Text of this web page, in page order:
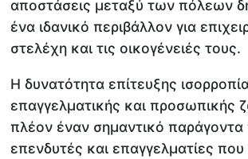
αποστάσεις μεταξύ των πόλεων
ένα ιδανικό περιβάλλον για
στελέχη και τις οικογένειές τους.
Η δυνατότητα επίτευξης
επαγγελματικής και προσωπικής
πλέον έναν σημαντικό παράγοντα
επενδυτές και επαγγελματίες που